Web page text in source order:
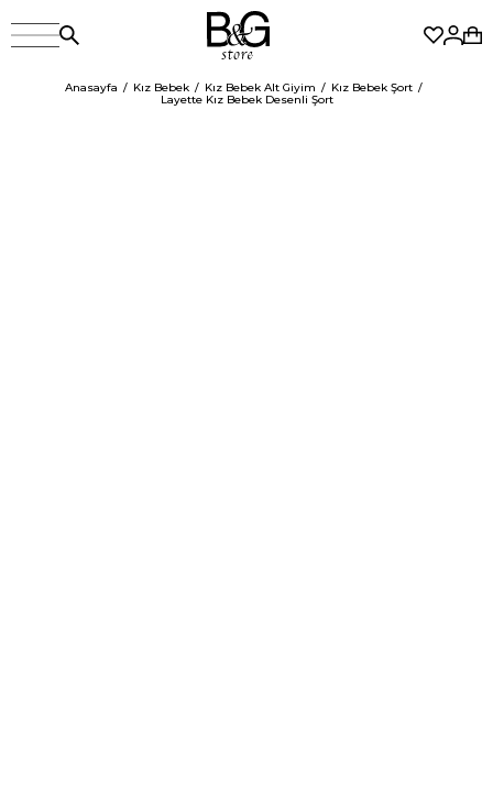
Anasayfa Kız Bebek Kız Bebek Alt Giyim
Kız Bebek Şort
Layette Kız Bebek Desenli Şort